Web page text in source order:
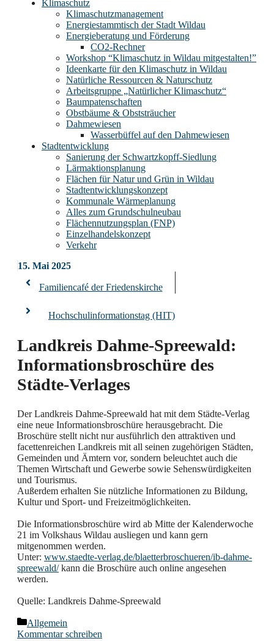
Klimaschutz
Klimaschutzmanagement
Energiestammtisch der Stadt Wildau
Energieberatung und Förderung
CO2-Rechner
Workshop “Klimaschutz in Wildau mitgestalten!”
Ideenkarte für den Klimaschutz in Wildau
Natürliche Ressourcen & Naturschutz
Arbeitsgruppe „Natürlicher Klimaschutz“
Baumpatenschaften
Obstbäume & Obststräucher
Dahmewiesen
Wasserbüffel auf den Dahmewiesen
Stadtentwicklung
Sanierung der Schwartzkopff-Siedlung
Lärmaktionsplanung
Flächen für Natur und Grün in Wildau
Stadtentwicklungskonzept
Kommunale Wärmeplanung
Alles zum Grundschulneubau
Flächennutzungsplan (FNP)
Einzelhandelskonzept
Verkehr
15. Mai 2025
Familiencafé der Friedenskirche
Hochschulinformationstag (HIT)
Landkreis Dahme-Spreewald:
Informationsbroschüre des
Städte-Verlages
Der Landkreis Dahme-Spreewald hat mit dem Städte-Verlag
eine neue Informationsbroschüre herausgebracht. Die
Broschüre stellt nicht nur ausführlich den attraktiven und
facettenreichen Landkreis mit all seinen zugehörigen Städten,
Gemeinden und Ämtern vor, sondern beleuchtet auch die
Themen Wirtschaft und Gewerbe sowie Sehenswürdigkeiten
und Tourismus.
Außerdem erhalten Sie nützliche Informationen zu Bildung,
Kultur und Sport- und Freizeitmöglichkeiten.
Die Informationsbroschüre wird ab Mitte der Kalenderwoche
21 im Volkshaus Wildau ausliegen und kann gern
mitgenommen werden.
Unter: www.staedte-verlag.de/blaetterbroschueren/ib-dahme-
spreewald/kann die Broschüre auch online angesehen
werden.
Quelle: Landkreis Dahme-Spreewald
Kategorien
Allgemein
Kommentar schreiben